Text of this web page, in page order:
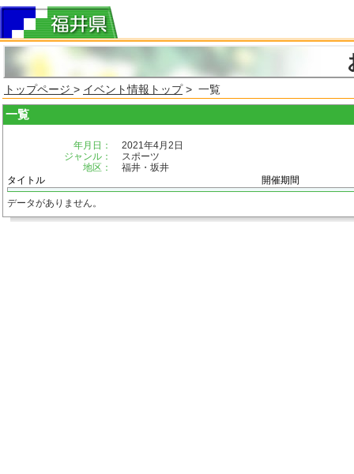
トップページ > イベント情報トップ> 一覧
一覧
年月日：
2021年4月2日
ジャンル：
スポーツ
地区：
福井・坂井
タイトル
開催期間
データがありません。